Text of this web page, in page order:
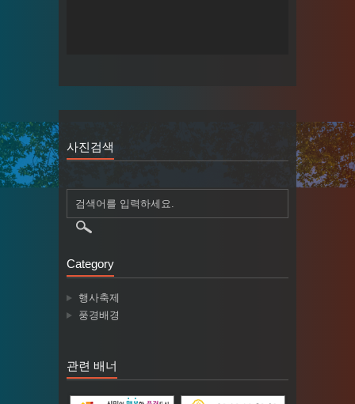
사진검색
Category
행사축제
풍경배경
관련 배너